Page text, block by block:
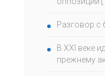
Разговор с
В ХХI веке
прежнему